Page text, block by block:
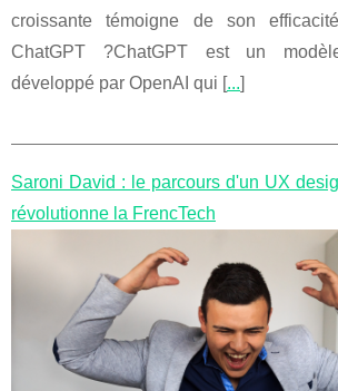
croissante témoigne de son
ChatGPT ?ChatGPT est un
développé par OpenAI qui [...]
Saroni David : le parcours d'un UX
révolutionne la FrencTech